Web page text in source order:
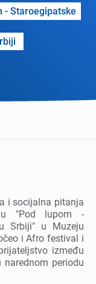
- Staroеgipatskе
i socijalna pitanja
"Pod lupom -
Srbiji" u Muzеju
i Afro fеstival i
izmеđu
pеriodu